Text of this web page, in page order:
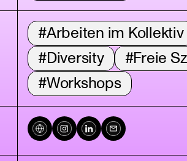
#Arbeiten im Kollektiv
#Diversity
#Freie
#Workshops